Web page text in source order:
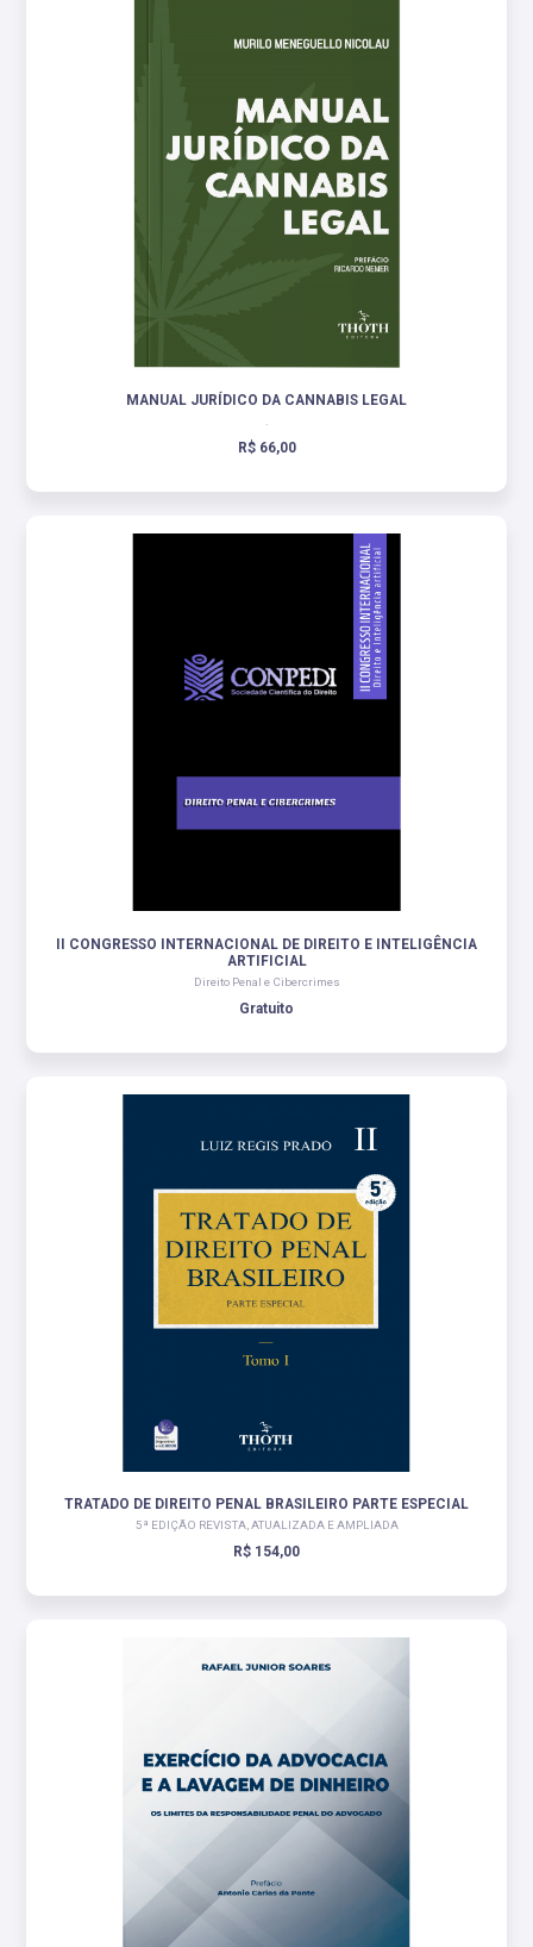
MANUAL JURÍDICO DA CANNABIS LEGAL
.
R$ 66,00
II CONGRESSO INTERNACIONAL DE DIREITO E INTELIGÊNCIA
ARTIFICIAL
Direito Penal e Cibercrimes
Gratuito
TRATADO DE DIREITO PENAL BRASILEIRO PARTE ESPECIAL
5ª EDIÇÃO REVISTA, ATUALIZADA E AMPLIADA
R$ 154,00